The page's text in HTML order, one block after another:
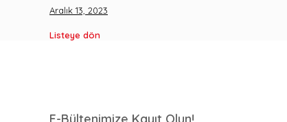
Aralık 13, 2023
Listeye dön
E-Bültenimize Kayıt Olun!